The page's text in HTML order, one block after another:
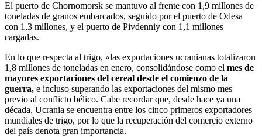
El puerto de Chornomorsk se mantuvo al frente con 1,9 millones de
toneladas de granos embarcados, seguido por el puerto de Odesa
con 1,3 millones, y el puerto de Pivdenniy con 1,1 millones
cargadas.
En lo que respecta al trigo, «las exportaciones ucranianas totalizaron
1,8 millones de toneladas en enero, consolidándose como el mes de
mayores exportaciones del cereal desde el comienzo de la
guerra, e incluso superando las exportaciones del mismo mes
previo al conflicto bélico. Cabe recordar que, desde hace ya una
década, Ucrania se encuentra entre los cinco primeros exportadores
mundiales de trigo, por lo que la recuperación del comercio externo
del país denota gran importancia.